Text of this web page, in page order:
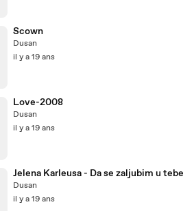
Scown
Dusan
il y a 19 ans
Love-2008
Dusan
il y a 19 ans
Jelena Karleusa - Da se zaljubim u tebe
Dusan
il y a 19 ans